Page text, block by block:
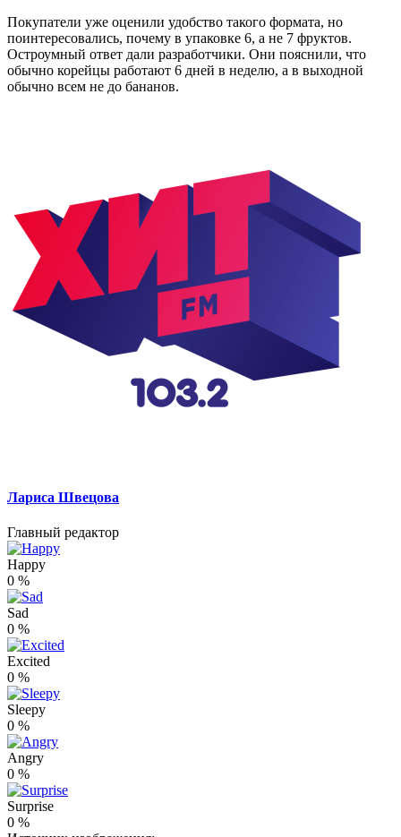
Покупатели уже оценили удобство такого формата, но
поинтересовались, почему в упаковке 6, а не 7 фруктов.
Остроумный ответ дали разработчики. Они пояснили, что
обычно корейцы работают 6 дней в неделю, а в выходной
обычно всем не до бананов.
Лариса Швецова
Главный редактор
Happy
0 %
Sad
0 %
Excited
0 %
Sleepy
0 %
Angry
0 %
Surprise
0 %